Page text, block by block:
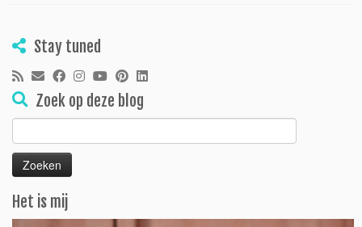
Stay tuned
Zoek op deze blog
Zoeken
naar:
Het is mij